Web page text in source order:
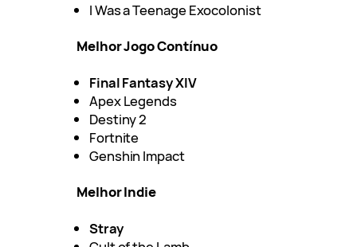
I Was a Teenage Exocolonist
Melhor Jogo Contínuo
Final Fantasy XIV
Apex Legends
Destiny 2
Fortnite
Genshin Impact
Melhor Indie
Stray